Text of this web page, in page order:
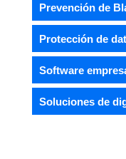
Prevención de
Protección de
Software
Soluciones de